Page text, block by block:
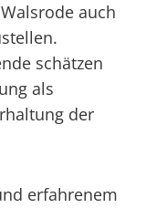
auch
schätzen
als
der
erfahrenem